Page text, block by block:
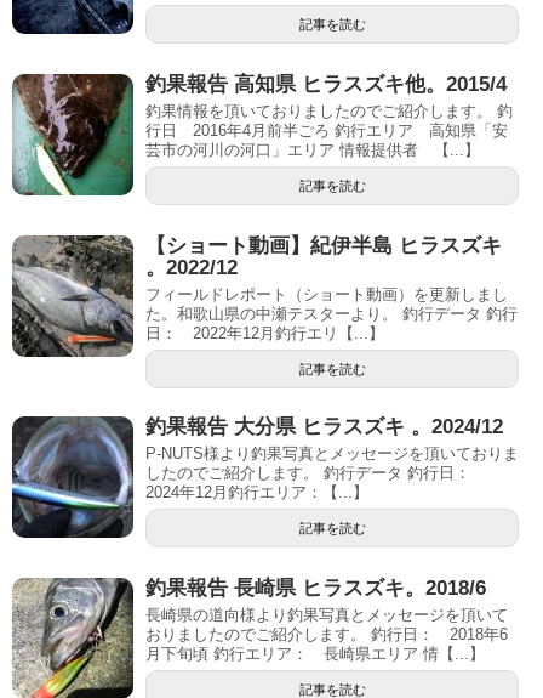
記事を読む
釣果報告 高知県 ヒラスズキ他。2015/4
釣果情報を頂いておりましたのでご紹介します。 釣
行日 2016年4月前半ごろ 釣行エリア 高知県「安
芸市の河川の河口」エリア 情報提供者 【...】
記事を読む
【ショート動画】紀伊半島 ヒラスズキ
。2022/12
フィールドレポート（ショート動画）を更新しまし
た。和歌山県の中瀬テスターより。 釣行データ 釣行
日： 2022年12月釣行エリ【...】
記事を読む
釣果報告 大分県 ヒラスズキ 。2024/12
P-NUTS様より釣果写真とメッセージを頂いておりま
したのでご紹介します。 釣行データ 釣行日：
2024年12月釣行エリア：【...】
記事を読む
釣果報告 長崎県 ヒラスズキ。2018/6
長崎県の道向様より釣果写真とメッセージを頂いて
おりましたのでご紹介します。 釣行日： 2018年6
月下旬頃 釣行エリア： 長崎県エリア 情【...】
記事を読む